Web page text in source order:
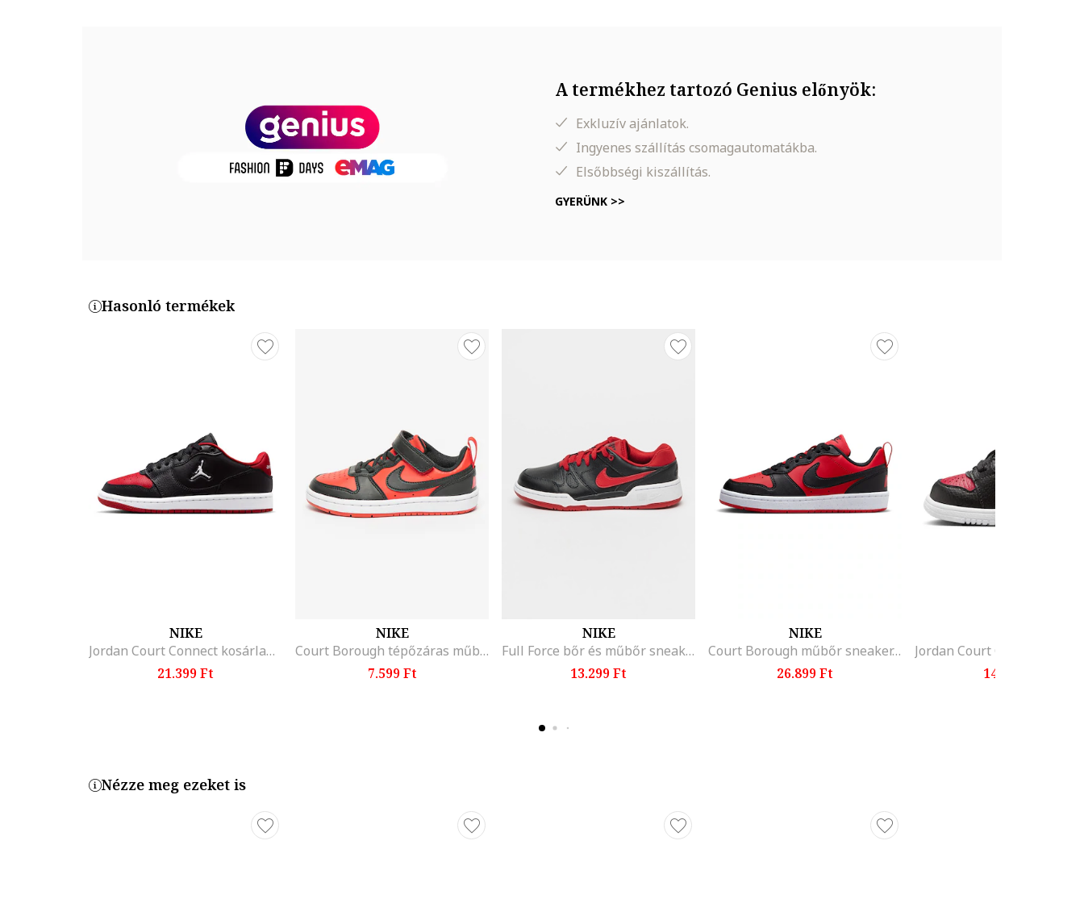
A termékhez tartozó Genius előnyök:
Exkluzív ajánlatok.
Ingyenes szállítás csomagautomatákba.
Elsőbbségi kiszállítás.
GYERÜNK >>
Hasonló termékek
NIKE
Jordan Court Connect kosárlabdacipő, Piros/Fekete/Fehér
21.399 Ft
NIKE
Court Borough tépőzáras műbőr sneaker, Piros/Fekete
7.599 Ft
NIKE
Full Force bőr és műbőr sneaker, Piros/Fekete/Fehér
13.299 Ft
NIKE
Court Borough műbőr sneaker, Piros/Fekete
26.899 Ft
14.499 Ft
Nézze meg ezeket is